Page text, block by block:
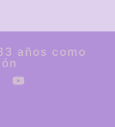
años como